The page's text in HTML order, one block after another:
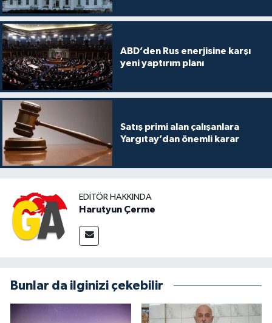
ABD’den Rus enerjisine karşı
yeni yaptırım planı
Satış primi alan çalışanlara
Yargıtay’dan önemli karar
EDITÖR HAKKINDA
Harutyun Çerme
Bunlar da ilginizi çekebilir